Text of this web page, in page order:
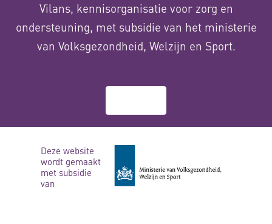
Vilans, kennisorganisatie voor zorg en
ondersteuning, met subsidie van het ministerie
van Volksgezondheid, Welzijn en Sport.
Deze website
wordt gemaakt
met subsidie
van